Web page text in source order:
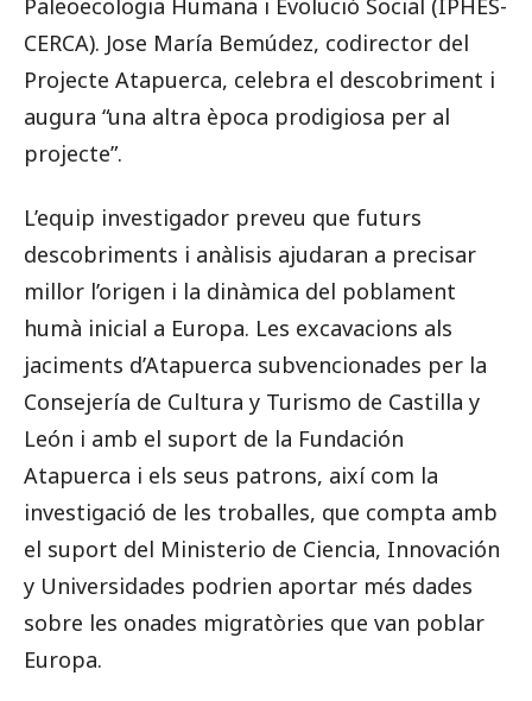
Paleoecologia Humana i Evolució Social (IPHES-
CERCA). Jose María Bemúdez, codirector del
Projecte Atapuerca, celebra el descobriment i
augura “una altra època prodigiosa per al
projecte”.
L’equip investigador preveu que futurs
descobriments i anàlisis ajudaran a precisar
millor l’origen i la dinàmica del poblament
humà inicial a Europa. Les excavacions als
jaciments d’Atapuerca subvencionades per la
Consejería de Cultura y Turismo de Castilla y
León i amb el suport de la Fundación
Atapuerca i els seus patrons, així com la
investigació de les troballes, que compta amb
el suport del Ministerio de Ciencia, Innovación
y Universidades podrien aportar més dades
sobre les onades migratòries que van poblar
Europa.